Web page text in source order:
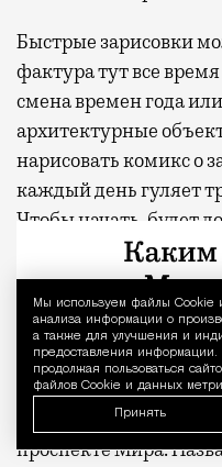
Мы используем файлы Сookie
анализа информации о
а также для улучшения и
предоставления
продолжая пользоваться
файлов Cookie и данных
Принять
Быстрые зарисовки
фактура тут все
смена времен года
архитектурные
нарисовать комикс о
каждый день гуляет
Чтобы начать, будет
или цветных
один скетч» снимет
Для скетчинга
«Акведук»,
Яузы. Попасть в него
премиального
проспекте Мира.